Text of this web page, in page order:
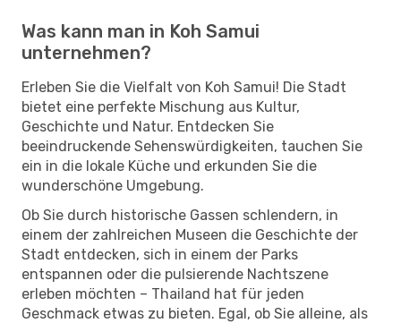
Was kann man in Koh Samui
unternehmen?
Erleben Sie die Vielfalt von Koh Samui! Die Stadt
bietet eine perfekte Mischung aus Kultur,
Geschichte und Natur. Entdecken Sie
beeindruckende Sehenswürdigkeiten, tauchen Sie
ein in die lokale Küche und erkunden Sie die
wunderschöne Umgebung.
Ob Sie durch historische Gassen schlendern, in
einem der zahlreichen Museen die Geschichte der
Stadt entdecken, sich in einem der Parks
entspannen oder die pulsierende Nachtszene
erleben möchten – Thailand hat für jeden
Geschmack etwas zu bieten. Egal, ob Sie alleine, als